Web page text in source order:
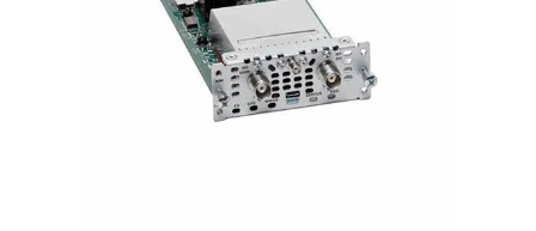
Sikkerhet og overvåkning